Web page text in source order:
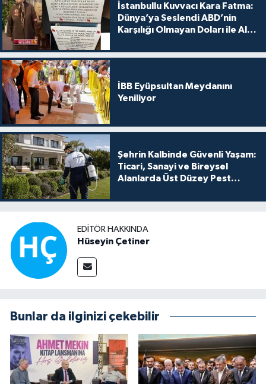
İstanbullu Kuvvacı Kara Fatma:
Dünya’ya Seslendi ABD’nin
Karşılığı Olmayan Doları ile Alış
İBB Eyüpsultan Meydanını
Yeniliyor
Şehrin Kalbinde Güvenli Yaşam:
Ticari, Sanayi ve Bireysel
Alanlarda Üst Düzey Pest
EDITÖR HAKKINDA
Hüseyin Çetiner
Bunlar da ilginizi çekebilir